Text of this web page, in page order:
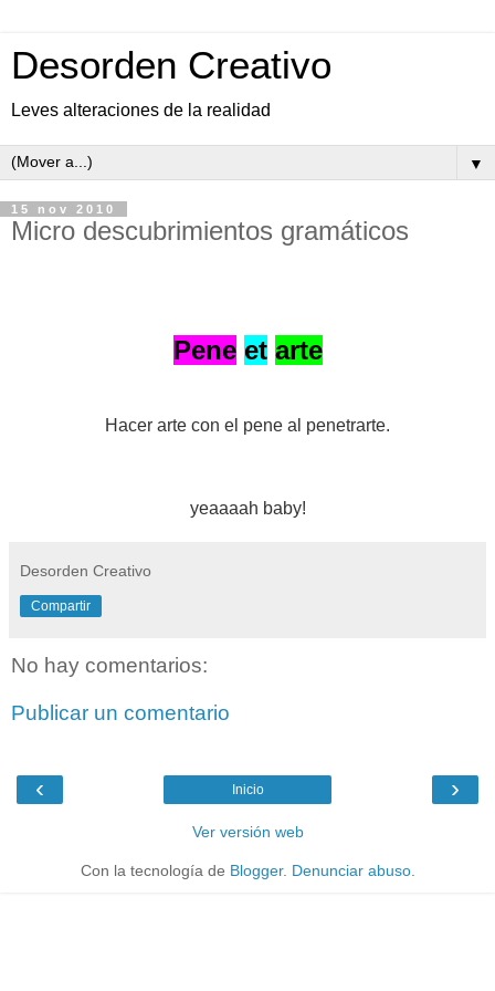
Desorden Creativo
Leves alteraciones de la realidad
▼
15 nov 2010
Micro descubrimientos gramáticos
Pene et arte
Hacer arte con el pene al penetrarte.
yeaaaah baby!
Desorden Creativo
Compartir
No hay comentarios:
Publicar un comentario
‹ ›
Inicio
Ver versión web
Con la tecnología de Blogger. Denunciar abuso.